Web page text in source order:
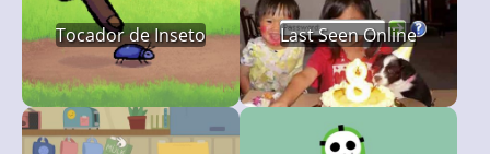
Tocador de Inseto Last Seen Online